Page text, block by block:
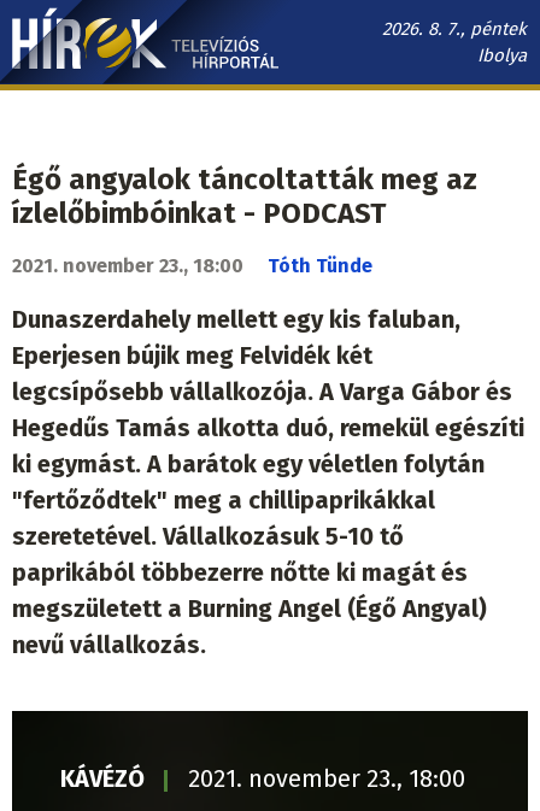
Ugrás
tartalomra
2026. 8. 7., péntek
Ibolya
Hírek.sk
navigáció
Égő angyalok táncoltatták meg az
ízlelőbimbóinkat - PODCAST
2021. november 23., 18:00 Tóth Tünde
Dunaszerdahely mellett egy kis faluban,
Eperjesen bújik meg Felvidék két
legcsípősebb vállalkozója. A Varga Gábor és
Hegedűs Tamás alkotta duó, remekül egészíti
ki egymást. A barátok egy véletlen folytán
"fertőződtek" meg a chillipaprikákkal
szeretetével. Vállalkozásuk 5-10 tő
paprikából többezerre nőtte ki magát és
megszületett a Burning Angel (Égő Angyal)
nevű vállalkozás.
KÁVÉZÓ 2021. november 23., 18:00